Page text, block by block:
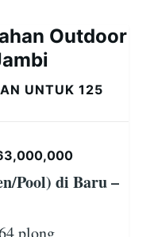
Outdoor
UNTUK 125
Pool) di Baru –